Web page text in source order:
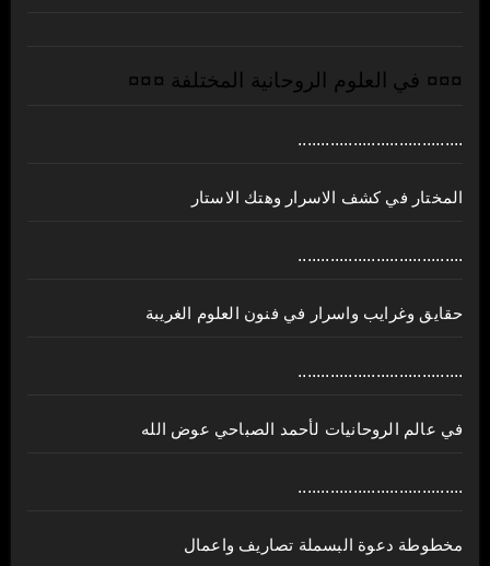
¤¤¤ في العلوم الروحانية المختلفة ¤¤¤
....................................
المختار في كشف الاسرار وهتك الاستار
....................................
حقايق وغرايب واسرار في فنون العلوم الغريبة
....................................
في عالم الروحانيات لأحمد الصباحي عوض الله
....................................
مخطوطة دعوة البسملة تصاريف واعمال